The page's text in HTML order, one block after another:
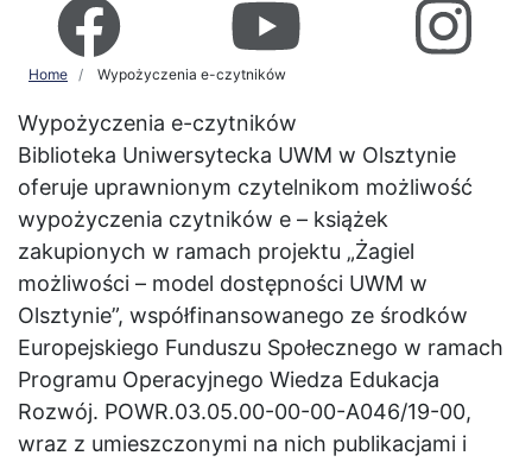
Home Wypożyczenia e-czytników
Wypożyczenia e-czytników
Biblioteka Uniwersytecka UWM w Olsztynie
oferuje uprawnionym czytelnikom możliwość
wypożyczenia czytników e – książek
zakupionych w ramach projektu „Żagiel
możliwości – model dostępności UWM w
Olsztynie”, współfinansowanego ze środków
Europejskiego Funduszu Społecznego w ramach
Programu Operacyjnego Wiedza Edukacja
Rozwój. POWR.03.05.00-00-00-A046/19-00,
wraz z umieszczonymi na nich publikacjami i